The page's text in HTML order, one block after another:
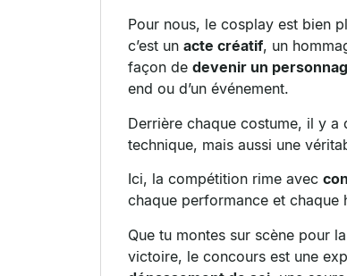
Pour nous, le cosplay est bien
c’est un acte créatif, un
façon de devenir un
end ou d’un événement.
Derrière chaque costume, il y a
technique, mais aussi une
Ici, la compétition rime avec
chaque performance et chaque
Que tu montes sur scène pour
victoire, le concours est une